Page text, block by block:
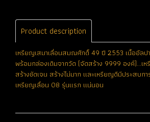
Product description
เหรียญเสมาเลื่อนสมณศักดิ์ 49 ปี 2553 เนื้ออัลป
พร้อมกล่องเดิมจากวัด (จัดสร้าง 9999 องค์)...เ
สร้างชัดเจน สร้างไม่มาก และเหรียญดีมีประสบก
เหรียญเลื่อน 08 รุ่นแรก แน่นอน